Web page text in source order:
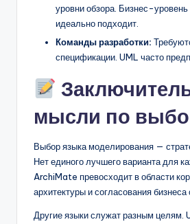
уровни обзора. Бизнес-
идеально подходит.
Команды разработки:
спецификации. UML часто
мысли по
Выбор языка моделирования —
Нет единого лучшего варианта для
ArchiMate превосходит в области
архитектуры и согласования бизнеса
Другие языки служат разным целям.